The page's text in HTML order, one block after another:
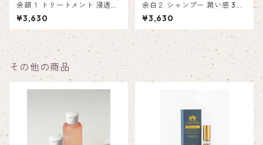
余韻１ トリートメント 浸透感
※ 300mL
¥3,630
余白２ シャンプー 潤い感 30
0mL
¥3,630
その他の商品